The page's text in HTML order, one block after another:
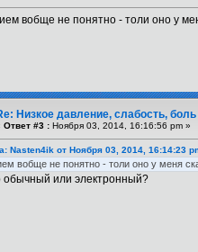
вобще не понятно - толи оно у
Низкое давление, слабость,
Ответ #3 : Ноября 03, 2014, 16:16:56 pm »
Nasten4ik от Ноября 03, 2014, 16:14:23
вобще не понятно - толи оно у меня
обычный или электронный?